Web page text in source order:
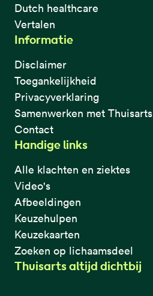
Dutch healthcare
Vertalen
Informatie
Disclaimer
Toegankelijkheid
Privacyverklaring
Samenwerken met Thuisarts
Contact
Handige links
Alle klachten en ziektes
Video's
Afbeeldingen
Keuzehulpen
Keuzekaarten
Zoeken op lichaamsdeel
Thuisarts altijd dichtbij